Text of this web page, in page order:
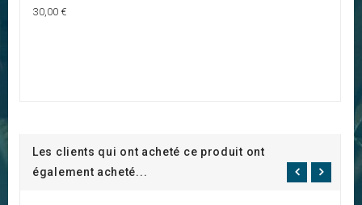
30,00 €
Les clients qui ont acheté ce produit ont
également acheté...